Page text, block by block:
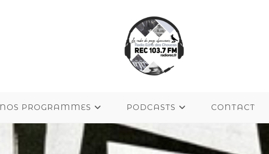
NOS PROGRAMMES PODCASTS CONTACT